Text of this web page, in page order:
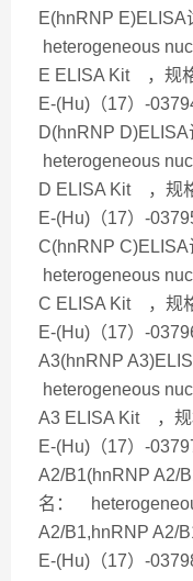
E(hnRNP
heterogeneous
E ELISA Kit ，规
E-(Hu)（17）-
D(hnRNP
heterogeneous
D ELISA Kit ，规
E-(Hu)（17）-
C(hnRNP
heterogeneous
C ELISA Kit ，规
E-(Hu)（17）-
A3(hnRNP
heterogeneous
A3 ELISA Kit ，
E-(Hu)（17）-
A2/B1(hnRNP A2/
名：
A2/B1,hnRNP
E-(Hu)（17）-